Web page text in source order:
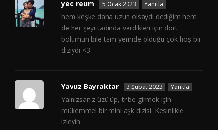
yeo reum 5 Ocak 2023 Yanıtla
hem keşke daha uzun olsaydı dediğim hem
de her şeyi tadında verdikleri için dört
bölümün bile tam yerinde olduğu çok hoş bir
diziydi <3
Yavuz Bayraktar 3 Şubat 2023 Yanıtla
Yalnızsanız üzülüp, tribe girmek için
mükemmel bir mini aşk dizisi. Kesinlikle
izleyin.